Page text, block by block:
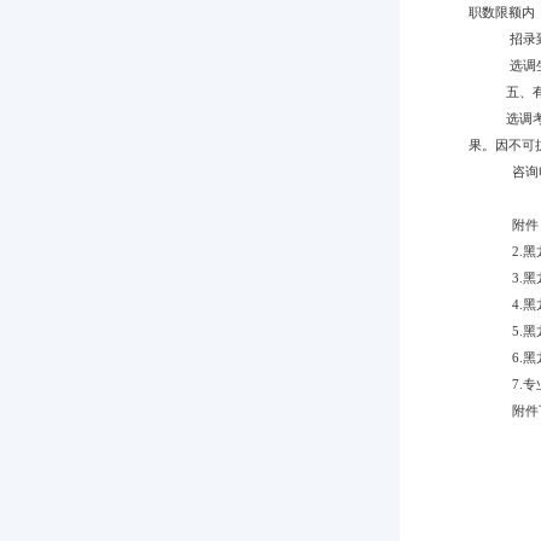
职数限额内
招录
选调
五、
选调
果。因不可
咨
附
2.黑
3.黑
4.黑
5.黑
6.黑
7.专
附